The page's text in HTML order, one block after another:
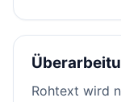
Rohtext wird